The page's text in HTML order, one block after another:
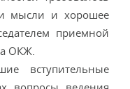
мысли и хорошее
приемной
ОКЖ.
вступительные